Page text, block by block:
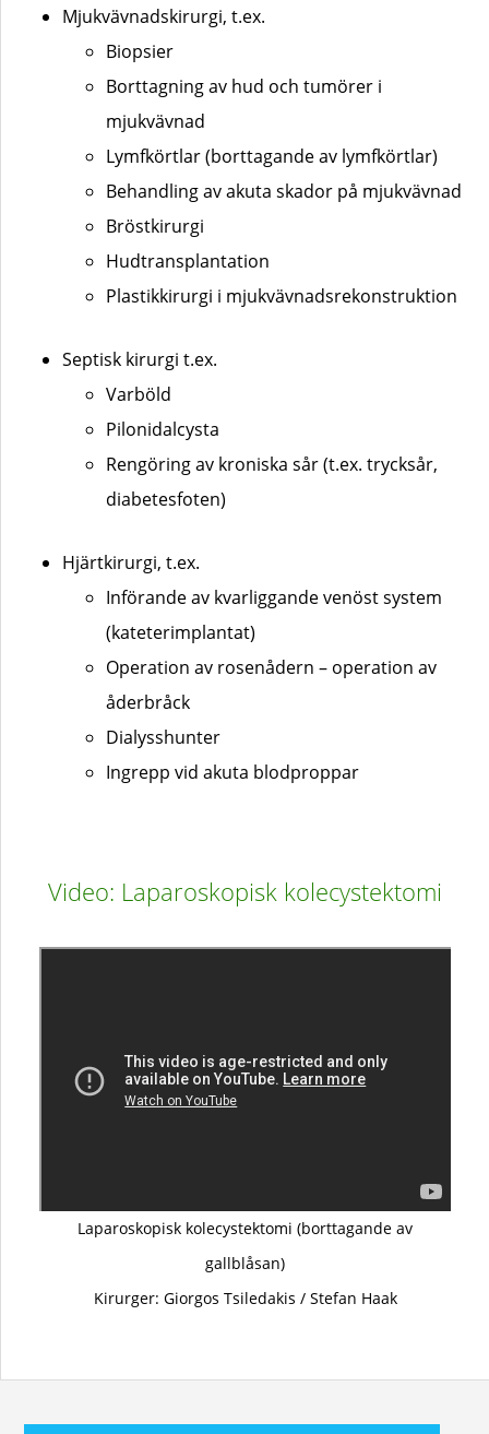
Mjukvävnadskirurgi, t.ex.
Biopsier
Borttagning av hud och tumörer i
mjukvävnad
Lymfkörtlar (borttagande av lymfkörtlar)
Behandling av akuta skador på mjukvävnad
Bröstkirurgi
Hudtransplantation
Plastikkirurgi i mjukvävnadsrekonstruktion
Septisk kirurgi t.ex.
Varböld
Pilonidalcysta
Rengöring av kroniska sår (t.ex. trycksår,
diabetesfoten)
Hjärtkirurgi, t.ex.
Införande av kvarliggande venöst system
(kateterimplantat)
Operation av rosenådern – operation av
åderbråck
Dialysshunter
Ingrepp vid akuta blodproppar
Video: Laparoskopisk kolecystektomi
Laparoskopisk kolecystektomi (borttagande av
gallblåsan)
Kirurger: Giorgos Tsiledakis / Stefan Haak